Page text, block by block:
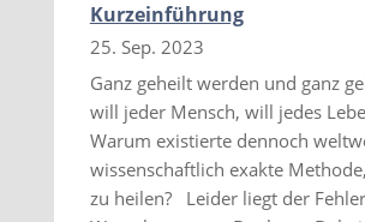
Kurzeinführung
25. Sep. 2023
Ganz geheilt werden und ganz
will jeder Mensch, will jedes
Warum existierte dennoch
wissenschaftlich exakte
zu heilen? Leider liegt der